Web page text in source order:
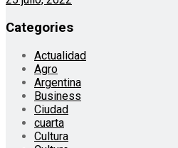
Categories
Actualidad
Agro
Argentina
Business
Ciudad
cuarta
Cultura